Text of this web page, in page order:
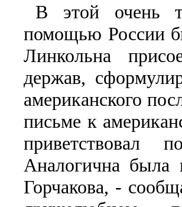
В этой очень
помощью России
Линкольна
держав,
американского
письме к
приветствовал
Аналогична была
Горчакова, -